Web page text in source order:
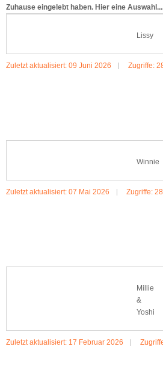
Zuhause eingelebt haben. Hier eine
Lissy
Zuletzt aktualisiert: 09 Juni 2026 Zugriffe:
Winnie
Zuletzt aktualisiert: 07 Mai 2026 Zugriffe:
Millie
&
Yoshi
Zuletzt aktualisiert: 17 Februar 2026